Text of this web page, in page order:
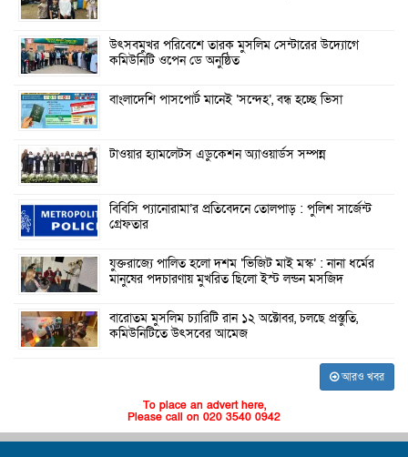
উৎসবমুখর পরিবেশে তারক মুসলিম সেন্টারের উদ্যোগে
কমিউনিটি ওপেন ডে অনুষ্ঠিত
বাংলাদেশি পাসপোর্ট মানেই ‘সন্দেহ’, বন্ধ হচ্ছে ভিসা
টাওয়ার হ্যামলেটস এডুকেশন অ্যাওয়ার্ডস সম্পন্ন
বিবিসি প্যানোরামা’র প্রতিবেদনে তোলপাড় : পুলিশ সার্জেন্ট
গ্রেফতার
যুক্তরাজ্যে পালিত হলো দশম ‘ভিজিট মাই মস্ক’ : নানা ধর্মের
মানুষের পদচারণায় মুখরিত ছিলো ইস্ট লন্ডন মসজিদ
বারোতম মুসলিম চ্যারিটি রান ১২ অক্টোবর, চলছে প্রস্তুতি,
কমিউনিটিতে উৎসবের আমেজ
আরও খবর
To place an advert here,
Please call on 020 3540 0942